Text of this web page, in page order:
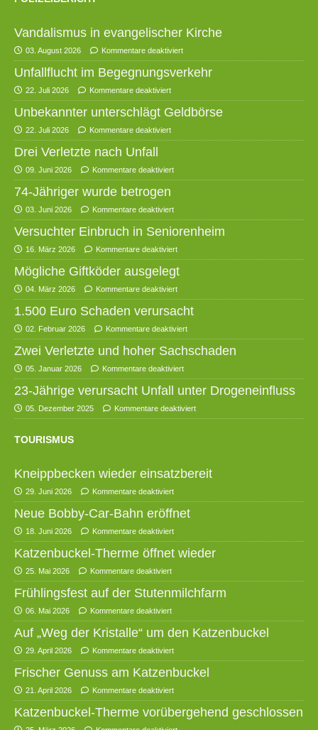
Vandalismus in evangelischer Kirche
03. August 2026 Kommentare deaktiviert
Unfallflucht im Begegnungsverkehr
22. Juli 2026 Kommentare deaktiviert
Unbekannter unterschlägt Geldbörse
22. Juli 2026 Kommentare deaktiviert
Drei Verletzte nach Unfall
09. Juni 2026 Kommentare deaktiviert
74-Jähriger wurde betrogen
03. Juni 2026 Kommentare deaktiviert
Versuchter Einbruch in Seniorenheim
16. März 2026 Kommentare deaktiviert
Mögliche Giftköder ausgelegt
04. März 2026 Kommentare deaktiviert
1.500 Euro Schaden verursacht
02. Februar 2026 Kommentare deaktiviert
Zwei Verletzte und hoher Sachschaden
05. Januar 2026 Kommentare deaktiviert
23-Jährige verursacht Unfall unter Drogeneinfluss
05. Dezember 2025 Kommentare deaktiviert
TOURISMUS
Kneippbecken wieder einsatzbereit
29. Juni 2026 Kommentare deaktiviert
Neue Bobby-Car-Bahn eröffnet
18. Juni 2026 Kommentare deaktiviert
Katzenbuckel-Therme öffnet wieder
25. Mai 2026 Kommentare deaktiviert
Frühlingsfest auf der Stutenmilchfarm
06. Mai 2026 Kommentare deaktiviert
Auf „Weg der Kristalle“ um den Katzenbuckel
29. April 2026 Kommentare deaktiviert
Frischer Genuss am Katzenbuckel
21. April 2026 Kommentare deaktiviert
Katzenbuckel-Therme vorübergehend geschlossen